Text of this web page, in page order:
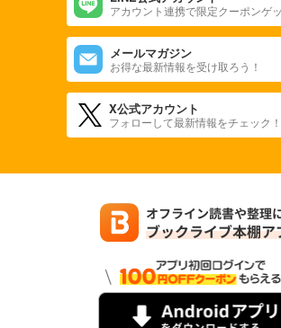
アカウント連携で限定クーポンゲ
メールマガジン
お得な最新情報を受け取ろう！
X公式アカウント
フォローして最新情報をチェック！